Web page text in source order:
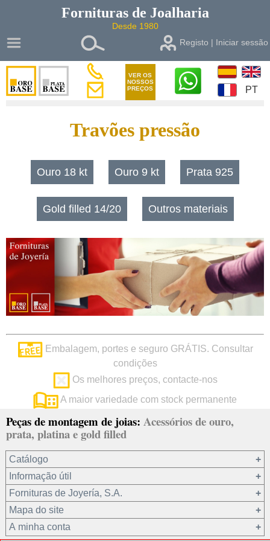
Fornituras de Joalharia
Desde 1980
Registo | Iniciar sessão
VER OS
NOSSOS
PREÇOS
PT
Travões pressão
Ouro 18 kt Ouro 9 kt Prata 925
Gold filled 14/20 Outros materiais
Embalagem, portes e seguro GRÁTIS. Consultar
condições
Os melhores preços, contacte-nos
A maior variedade com stock permanente
Peças de montagem de joias: Acessórios de ouro,
prata, platina e gold filled
Catálogo
Ouro 18 kt
Ouro 9 kt
Platina 22.8 kt
Prata 925
Informação útil
Fornituras de Joyería, S.A.
Quem somos?
condições de venda
Mapa do site
A minha conta